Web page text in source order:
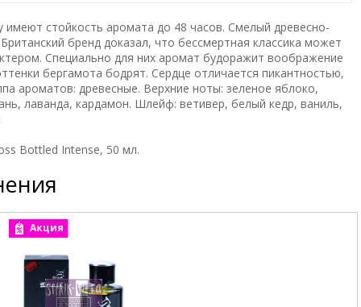
стойкость аромата до 48 часов. Смелый древесно-
бренд доказал, что бессмертная классика может
Специально для них аромат будоражит воображение
бергамота бодрят. Сердце отличается пикантностью,
ароматов: древесные. Верхние ноты: зеленое яблоко,
лаванда, кардамон. Шлейф: ветивер, белый кедр, ваниль,
Bottled Intense, 50 мл.
Акция